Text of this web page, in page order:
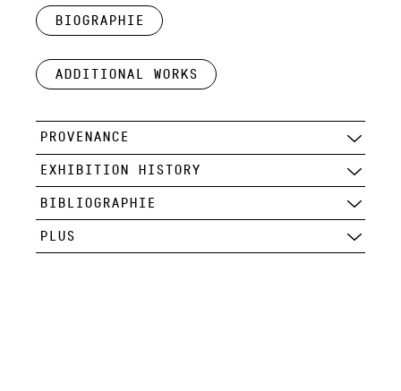
Biographie
Additional works
PROVENANCE
EXHIBITION HISTORY
BIBLIOGRAPHIE
PLUS